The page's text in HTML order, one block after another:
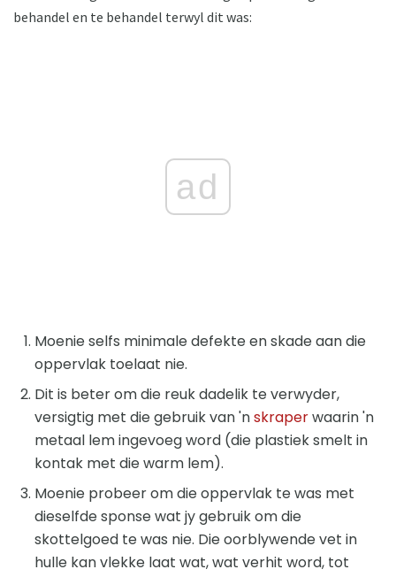
behandel en te behandel terwyl dit was:
ad
Moenie selfs minimale defekte en skade aan die
oppervlak toelaat nie.
Dit is beter om die reuk dadelik te verwyder,
versigtig met die gebruik van 'nskraperwaarin 'n
metaal lem ingevoeg word (die plastiek smelt in
kontak met die warm lem).
Moenie probeer om die oppervlak te was met
dieselfde sponse wat jy gebruik om die
skottelgoed te was nie. Die oorblywende vet in
hulle kan vlekke laat wat, wat verhit word, tot